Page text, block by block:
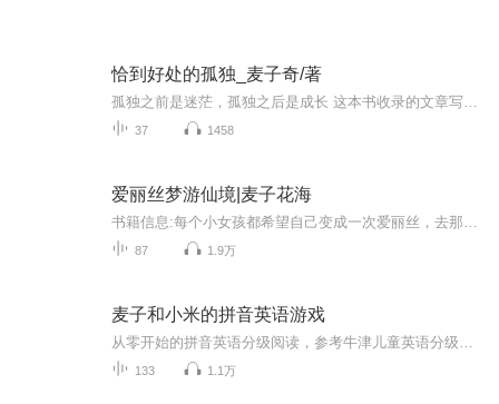
恰到好处的孤独_麦子奇/著
37 1458
爱丽丝梦游仙境|麦子花海
87 1.9万
麦子和小米的拼音英语游戏
133 1.1万